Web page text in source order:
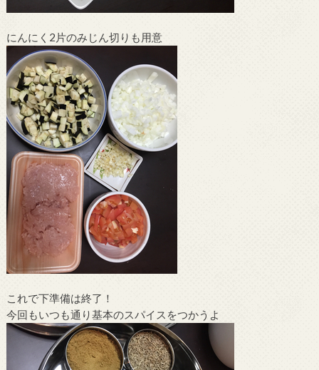
にんにく2片のみじん切りも用意
これで下準備は終了！
今回もいつも通り基本のスパイスをつかうよ